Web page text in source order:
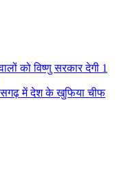
को विष्णु सरकार देगी 1
में देश के खुफिया चीफ